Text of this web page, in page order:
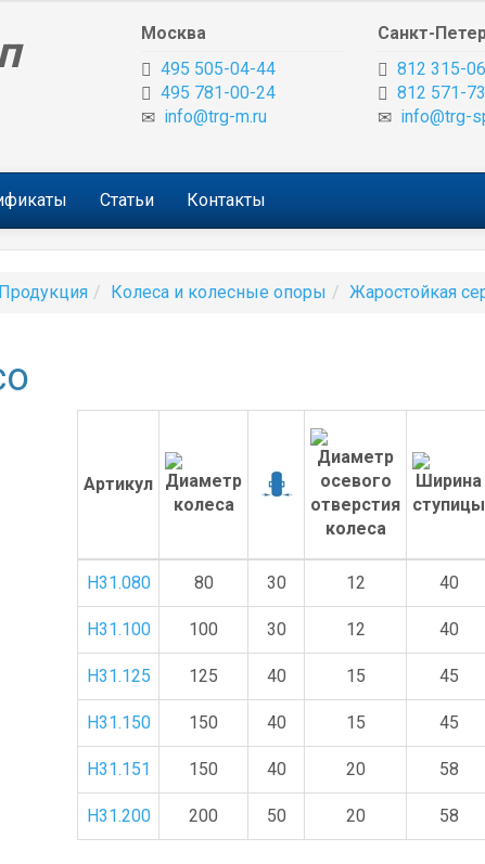
Москва
495 505-04-44
495 781-00-24
info@trg-m.ru
Санкт-
812 315-
812 571-
info@trg-
Статьи Контакты
Колеса и колесные опоры Жаростойкая
Артикул
H31.080 80 30 12 40
H31.100 100 30 12 40
H31.125 125 40 15 45
H31.150 150 40 15 45
H31.151 150 40 20 58
H31.200 200 50 20 58